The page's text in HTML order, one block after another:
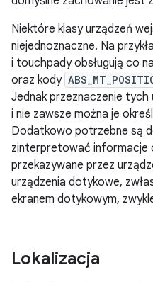
Niektóre klasy urządzeń
niejednoznaczne. Na
i touchpady obsługują co
oraz kody
Jednak przeznaczenie tych
i nie zawsze można je
Dodatkowo potrzebne są
zinterpretować informacje
przekazywane przez
urządzenia dotykowe,
ekranem dotykowym,
Lokalizacja